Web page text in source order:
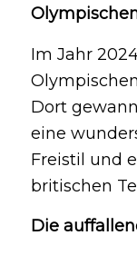
Im Jahr
Dort
eine
Freistil und
britischen
Die